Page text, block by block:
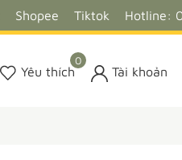
Shopee Tiktok Hotline:
0
Yêu thích Tài khoản